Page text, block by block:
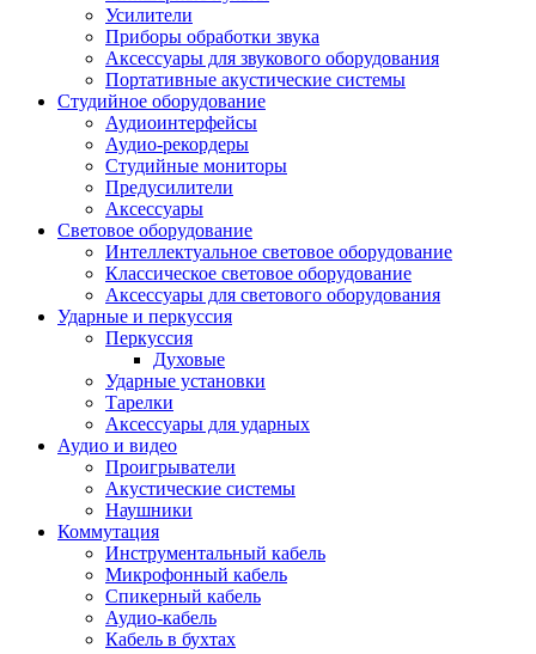
Усилители
Приборы обработки звука
Аксессуары для звукового оборудования
Портативные акустические системы
Студийное оборудование
Аудиоинтерфейсы
Аудио-рекордеры
Студийные мониторы
Предусилители
Аксессуары
Световое оборудование
Интеллектуальное световое оборудование
Классическое световое оборудование
Аксессуары для светового оборудования
Ударные и перкуссия
Перкуссия
Духовые
Ударные установки
Тарелки
Аксессуары для ударных
Аудио и видео
Проигрыватели
Акустические системы
Наушники
Коммутация
Инструментальный кабель
Микрофонный кабель
Спикерный кабель
Аудио-кабель
Кабель в бухтах